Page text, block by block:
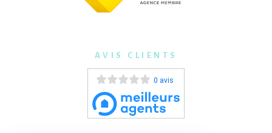
AVIS CLIENTS
0 avis